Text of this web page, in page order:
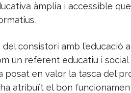
àmplia i accessible
consistori amb l’educació
un referent educatiu i social
posat en valor la tasca del
ha atribuït el bon